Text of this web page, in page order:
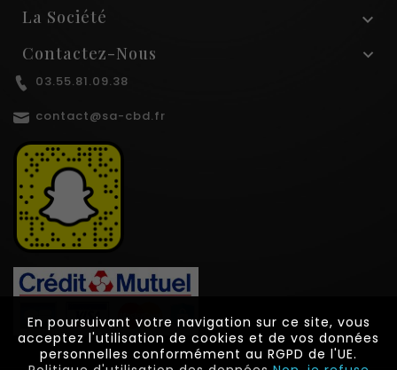
En poursuivant votre navigation sur ce site, vous
acceptez l'utilisation de cookies et de vos données
personnelles conformément au RGPD de l'UE.
La Société

Contactez-Nous
03.55.81.09.38
contact@sa-cbd.fr
En poursuivant votre navigation sur ce site, vous
acceptez l'utilisation de cookies et de vos données
personnelles conformément au RGPD de l'UE.